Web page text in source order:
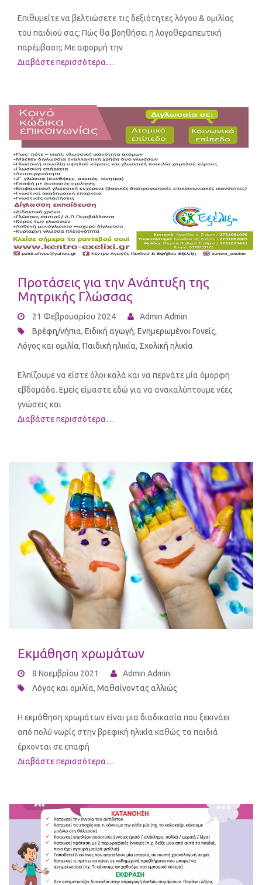
Επιθυμείτε να βελτιώσετε τις δεξιότητες λόγου & ομιλίας
του παιδιού σας; Πώς θα βοηθήσει η λογοθεραπευτική
παρέμβαση; Με αφορμή την
Διαβάστε περισσότερα…
Προτάσεις για την Ανάπτυξη της
Μητρικής Γλώσσας
21 Φεβρουαρίου 2024
Admin Admin
Βρέφη/νήπια, Ειδική αγωγή, Ενημερωμένοι Γονείς,
Λόγος και ομιλία, Παιδική ηλικία, Σχολική ηλικία
Ελπίζουμε να είστε όλοι καλά και να περνάτε μία όμορφη
εβδομάδα. Εμείς είμαστε εδώ για να ανακαλύπτουμε νέες
γνώσεις και
Διαβάστε περισσότερα…
Εκμάθηση χρωμάτων
8 Νοεμβρίου 2021
Admin Admin
Λόγος και ομιλία, Μαθαίνοντας αλλιώς
Η εκμάθηση χρωμάτων είναι μια διαδικασία που ξεκινάει
από πολύ νωρίς στην βρεφική ηλικία καθώς τα παιδιά
έρχονται σε επαφή
Διαβάστε περισσότερα…